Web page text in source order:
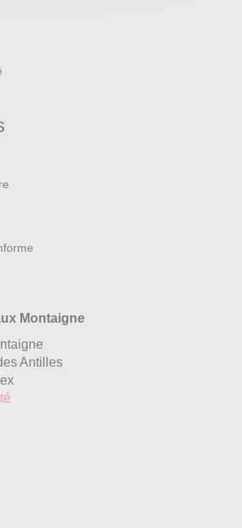
Montaigne
Antilles